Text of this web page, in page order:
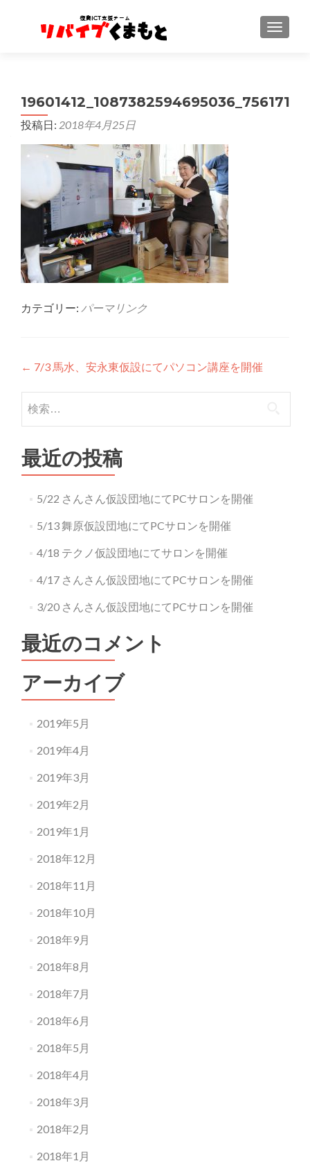
ナビゲ
投稿日: 2018年4月25日
カテゴリー: パーマリンク
投稿ナビゲーション
← 7/3 馬水、安永東仮設にてパソコン講座を開催
検索:
最近の投稿
5/22 さんさん仮設団地にてPCサロンを開催
5/13 舞原仮設団地にてPCサロンを開催
4/18 テクノ仮設団地にてサロンを開催
4/17 さんさん仮設団地にてPCサロンを開催
3/20 さんさん仮設団地にてPCサロンを開催
最近のコメント
アーカイブ
2019年5月
2019年4月
2019年3月
2019年2月
2019年1月
2018年12月
2018年11月
2018年10月
2018年9月
2018年8月
2018年7月
2018年6月
2018年5月
2018年4月
2018年3月
2018年2月
2018年1月